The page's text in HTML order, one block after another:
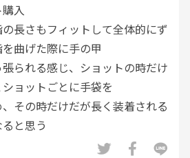
入
の長さもフィットして全体的にず
曲げた際に手の甲
る感じ、ショットの時だけ
ョットごとに手袋を
時だけだが長く装着される
と思う
に滑り止めが手のひら全面に施さ